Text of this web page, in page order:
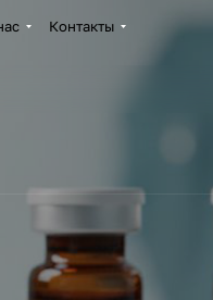
Контакты